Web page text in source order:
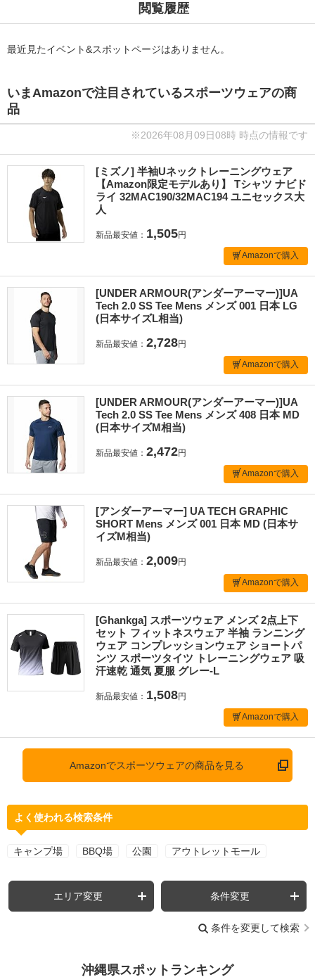
閲覧履歴
最近見たイベント&スポットページはありません。
いまAmazonで注目されているスポーツウェアの商
品
※2026年08月09日08時 時点の情報です
[ミズノ] 半袖Uネックトレーニングウェア
【Amazon限定モデルあり】 Tシャツ ナビド
ライ 32MAC190/32MAC194 ユニセックス大
人
新品最安値： 1,505円
Amazonで購入
[UNDER ARMOUR(アンダーアーマー)]UA
Tech 2.0 SS Tee Mens メンズ 001 日本 LG
(日本サイズL相当)
新品最安値： 2,728円
Amazonで購入
[UNDER ARMOUR(アンダーアーマー)]UA
Tech 2.0 SS Tee Mens メンズ 408 日本 MD
(日本サイズM相当)
新品最安値： 2,472円
Amazonで購入
[アンダーアーマー] UA TECH GRAPHIC
SHORT Mens メンズ 001 日本 MD (日本サ
イズM相当)
新品最安値： 2,009円
Amazonで購入
[Ghankga] スポーツウェア メンズ 2点上下
セット フィットネスウェア 半袖 ランニング
ウェア コンプレッションウェア ショートパ
ンツ スポーツタイツ トレーニングウェア 吸
汗速乾 通気 夏服 グレー-L
新品最安値： 1,508円
Amazonで購入
Amazonでスポーツウェアの商品を見る
よく使われる検索条件
キャンプ場 BBQ場 公園 アウトレットモール
エリア変更 条件変更
条件を変更して検索
沖縄県スポットランキング